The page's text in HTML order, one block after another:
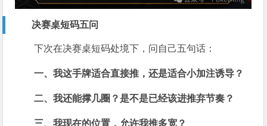
决赛桌短码五问
下次在决赛桌短码处境下，问自己五句话：
一、我这手牌适合直接推，还是适合小加注诱导？
二、我还能撑几圈？是不是已经该进推弃节奏？
三、我现在的位置，允许我推多宽？